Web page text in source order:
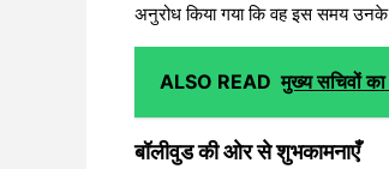
अनुरोध किया गया कि वह इस समय उनके
ALSO READ मुख्य सचिवों
बॉलीवुड की ओर से शुभकामनाएँ